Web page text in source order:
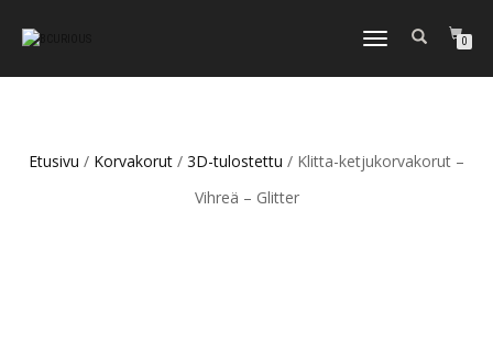
TOGGLE
0
Etusivu / Korvakorut / 3D-tulostettu / Klitta-ketjukorvakorut –
Vihreä – Glitter